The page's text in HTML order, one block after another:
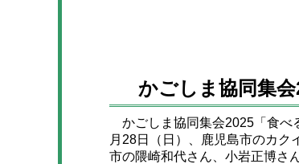
かごしま協同集
かごしま協同集会2025「食べ
月28日（日）、鹿児島市のカク
市の隈崎和代さん、小岩正博さ